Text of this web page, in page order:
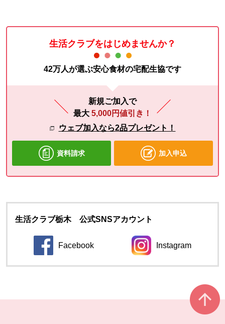
生活クラブをはじめませんか？
42万人が選ぶ安心食材の宅配生協です
新規ご加入で
最大 5,000円値引き！
ウェブ加入なら2品プレゼント！
資料請求 加入申込
生活クラブ栃木 公式SNSアカウント
Facebook
別のウィンドウで開きます。
Instagram
別のウィンドウ